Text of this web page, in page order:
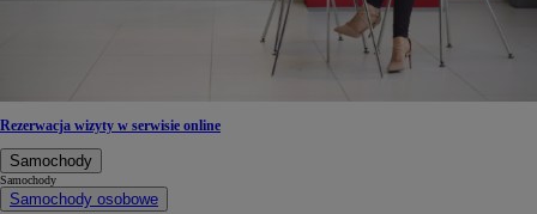
Rezerwacja wizyty w serwisie online
Samochody
Samochody
Samochody osobowe